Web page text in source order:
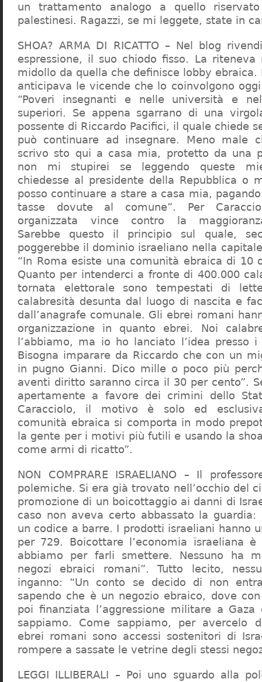
un trattamento analogo a quello
palestinesi. Ragazzi, se mi leggete, state in
SHOA? ARMA DI RICATTO – Nel blog
espressione, il suo chiodo fisso. La
midollo da quella che definisce lobby ebraica.
anticipava le vicende che lo coinvolgono
“Poveri insegnanti e nelle università e
superiori. Se appena sgarrano di una
possente di Riccardo Pacifici, il quale chiede
può continuare ad insegnare. Meno male
scrivo sto qui a casa mia, protetto da una
non mi stupirei se leggendo queste
chiedesse al presidente della Repubblica o
posso continuare a stare a casa mia,
tasse dovute al comune”. Per
organizzata vince contro la
Sarebbe questo il principio sul quale,
poggerebbe il dominio israeliano nella
“In Roma esiste una comunità ebraica di 10
Quanto per intenderci a fronte di 400.000
tornata elettorale sono tempestati di
calabresità desunta dal luogo di nascita e
dall’anagrafe comunale. Gli ebrei romani
organizzazione in quanto ebrei. Noi
l’abbiamo, ma io ho lanciato l’idea presso
Bisogna imparare da Riccardo che con un
in pugno Gianni. Dico mille o poco più
aventi diritto saranno circa il 30 per cento”.
apertamente a favore dei crimini dello
Caracciolo, il motivo è solo ed
comunità ebraica si comporta in modo
la gente per i motivi più futili e usando la
come armi di ricatto”.
NON COMPRARE ISRAELIANO – Il
polemiche. Si era già trovato nell’occhio del
promozione di un boicottaggio ai danni di
caso non aveva certo abbassato la guardia:
un codice a barre. I prodotti israeliani hanno
per 729. Boicottare l’economia israeliana è
abbiamo per farli smettere. Nessuno ha
negozi ebraici romani”. Tutto lecito,
inganno: “Un conto se decido di non
sapendo che è un negozio ebraico, dove
poi finanziata l’aggressione militare a
sappiamo. Come sappiamo, per avercelo
ebrei romani sono accessi sostenitori di
rompere a sassate le vetrine degli stessi
LEGGI ILLIBERALI – Poi uno sguardo alla